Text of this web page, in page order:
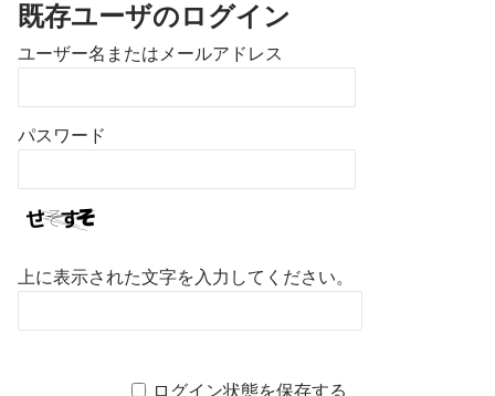
既存ユーザのログイン
ユーザー名またはメールアドレス
パスワード
上に表示された文字を入力してください。
ログイン状態を保存する